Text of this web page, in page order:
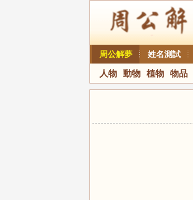
周公解夢
姓名測試
人物 動物 植物 物品